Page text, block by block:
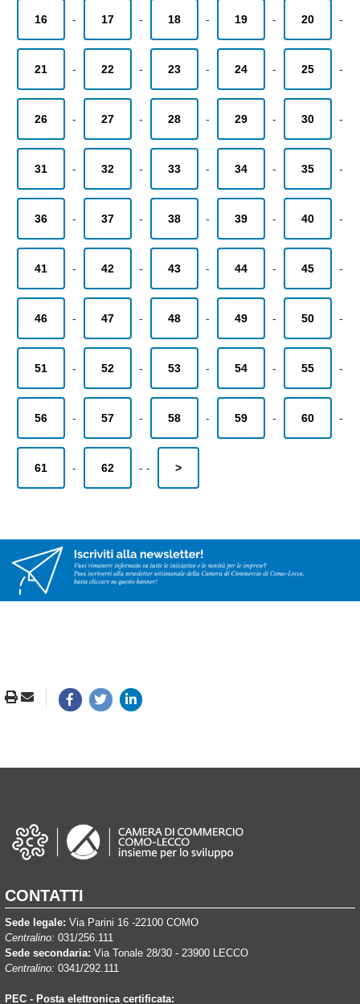
16 - 17 - 18 - 19 - 20 -
21 - 22 - 23 - 24 - 25 -
26 - 27 - 28 - 29 - 30 -
31 - 32 - 33 - 34 - 35 -
36 - 37 - 38 - 39 - 40 -
41 - 42 - 43 - 44 - 45 -
46 - 47 - 48 - 49 - 50 -
51 - 52 - 53 - 54 - 55 -
56 - 57 - 58 - 59 - 60 -
61 - 62 - - >
CONTATTI
Sede legale: Via Parini 16 -22100 COMO
Centralino: 031/256.111
Sede secondaria: Via Tonale 28/30 - 23900 LECCO
Centralino: 0341/292.111
PEC - Posta elettronica certificata: